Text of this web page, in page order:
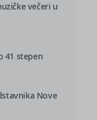
večeri u
41 stepen
Nove